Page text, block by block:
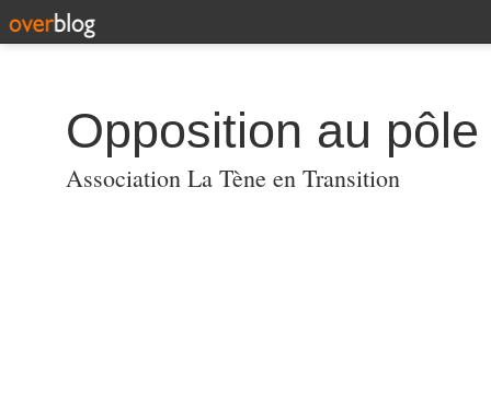
Opposition au
Association La Tène en Transition